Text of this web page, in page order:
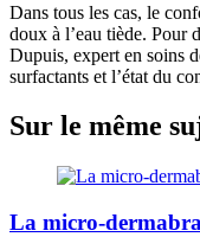
Dans tous les cas, le
doux à l’eau tiède. Pour
Dupuis, expert en soins
surfactants et l’état du
Sur le même
La micro-